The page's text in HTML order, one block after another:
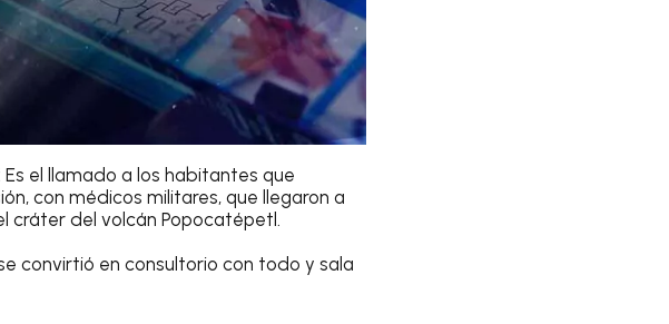
Es el llamado a los habitantes que
con médicos militares, que llegaron a
cráter del volcán Popocatépetl.
convirtió en consultorio con todo y sala